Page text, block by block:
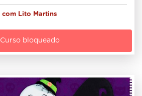
com Lito Martins
Curso bloqueado